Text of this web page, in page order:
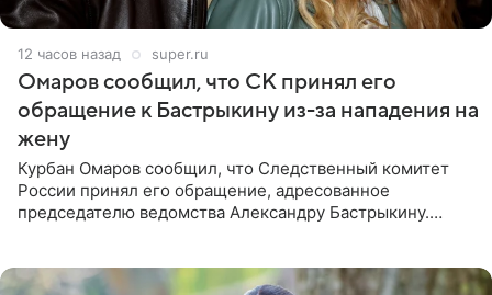
12 часов назад super.ru
Омаров сообщил, что СК принял его
обращение к Бастрыкину из-за нападения на
жену
Курбан Омаров сообщил, что Следственный комитет
России принял его обращение, адресованное
председателю ведомства Александру Бастрыкину.